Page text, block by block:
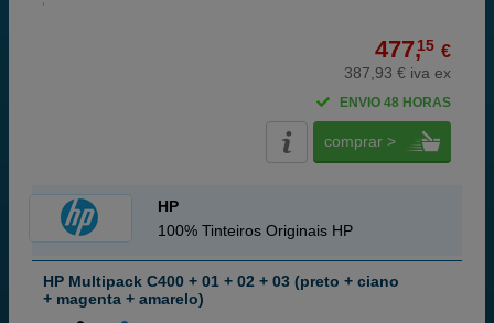
477,15 €
387,93 € iva ex
ENVIO 48 HORAS
comprar >
HP
100% Tinteiros Originais HP
HP Multipack C400 + 01 + 02 + 03 (preto + ciano
+ magenta + amarelo)